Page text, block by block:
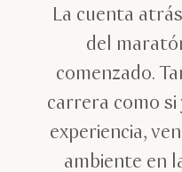
La cuenta
del
comenzado.
carrera como
experiencia,
ambiente en